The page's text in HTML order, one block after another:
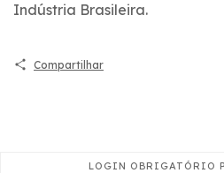
Indústria Brasileira.
Compartilhar